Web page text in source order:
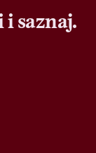
saznaj.